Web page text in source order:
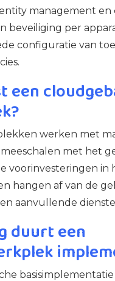
management en
beveiliging per
configuratie van
een
werken met
meeschalen met het
voorinvesteringen in
hangen af van de
aanvullende
duurt een